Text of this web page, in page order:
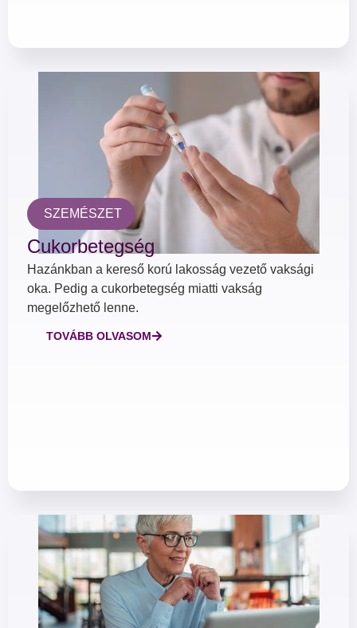
SZEMÉSZET
Cukorbetegség
Hazánkban a kereső korú lakosság vezető vaksági
oka. Pedig a cukorbetegség miatti vakság
megelőzhető lenne.
TOVÁBB OLVASOM